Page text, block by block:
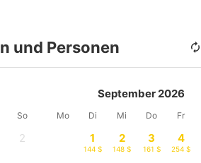
und Personen
So
2
September 2026
Mo Di Mi Do Fr
1
144 $
2
148 $
3
161 $
4
254 $